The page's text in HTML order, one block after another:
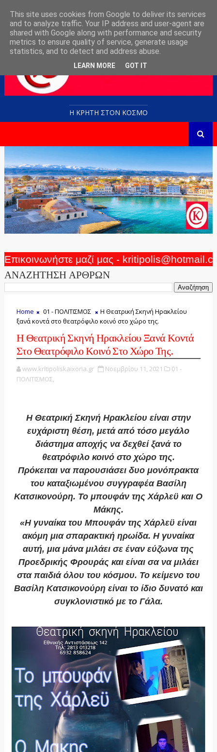
Η ΚΡΗΤΗ ΣΤΟN KOΣΜΟ
Επικοινωνήστε μαζί μας -
ΑΝΑΖΗΤΗΣΗ ΑΡΘΡΩΝ
Home 01 - ΠΟΛΙΤΙΣΜΟΣ
Η Θεατρική Σκηνή Ηρακλείου
ξανά κοντά στο θεατρόφιλο κοινό στο χώρο της.
Η Θεατρική Σκηνή Ηρακλείου Ξανά Κοντά
Στο Θεατρόφιλο Κοινό Στο Χώρο Της.
www.kritipoliskaixoria.gr Νοεμβρίου 11, 2021
01 -
ΠΟΛΙΤΙΣΜΟΣ,
Η Θεατρική Σκηνή Ηρακλείου είναι στην
ευχάριστη θέση, μετά από τόσο μεγάλο
διάστημα αποχής να δεχθεί ξανά το
θεατρόφιλο κοινό στο χώρο της.
Πρόκειται να παρουσιάσει δυο μονόπρακτα
του καταξιωμένου συγγραφέα Βασίλη
Κατσικονούρη. Το μπουφάν της Χάρλεϋ και Ο
Μάκης.
«Η γυναίκα του Μπουφάν της Χάρλεϋ είναι
ακόμη μια σπαρακτική ηρωίδα. Η γυναίκα
αυτή, μια μάνα μιλάει σε έναν εύζωνα της
Προεδρικής Φρουράς και είναι σα να μιλάει
στα παιδιά όλου του κόσμου. Το κείμενο του
Βασίλη Κατσικονούρη είναι το ίδιο δυνατό και
συγκλονιστικό με το Γάλα.
This site uses cookies from Google to deliver its services
and to analyze traffic. Your IP address and user-agent are
shared with Google along with performance and security
metrics to ensure quality of service, generate usage
statistics, and to detect and address abuse.
LEARN MORE GOT IT